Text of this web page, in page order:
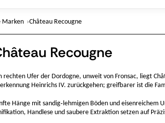
Marken Château Recougne
Recougne
rechten Ufer der Dordogne, unweit von Fronsac, liegt
Heinrichs IV. zurückgehen; greifbarer ist die
Hänge mit sandig‑lehmigen Böden und
Handlese und saubere Extraktion setzen auf